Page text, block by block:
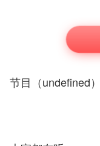
节目（undefined）